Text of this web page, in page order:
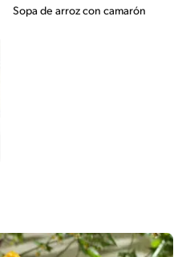
Sopa de arroz con camarón